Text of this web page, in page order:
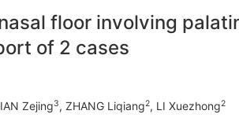
floor involving
of 2 cases
Zejing3, ZHANG Liqiang2, LI Xuezhong2